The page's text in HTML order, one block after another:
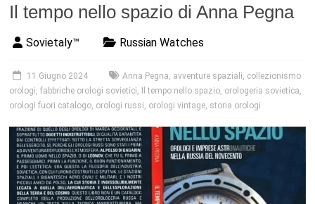
Il tempo nello spazio di Anna Pegna
Sovietaly™ Russian Watches
11 Giugno 2024 Anna Pegna, avventure spaziali, collezionismo
orologi,fabbriche orologi sovietici, Il tempo nello spazio, orologeria sovietica,
orologi fuori catalogo, orologi russi, orologi vintage, storia orologi